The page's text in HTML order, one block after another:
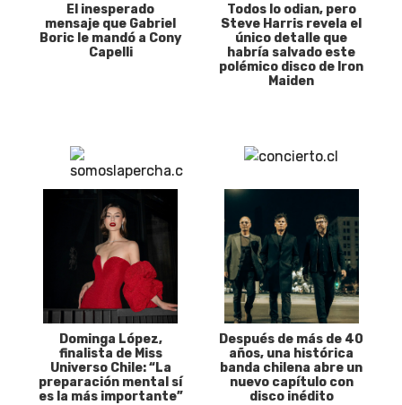
El inesperado
mensaje que Gabriel
Boric le mandó a Cony
Capelli
Todos lo odian, pero
Steve Harris revela el
único detalle que
habría salvado este
polémico disco de Iron
Maiden
Dominga López,
finalista de Miss
Universo Chile: “La
preparación mental sí
es la más importante”
Después de más de 40
años, una histórica
banda chilena abre un
nuevo capítulo con
disco inédito